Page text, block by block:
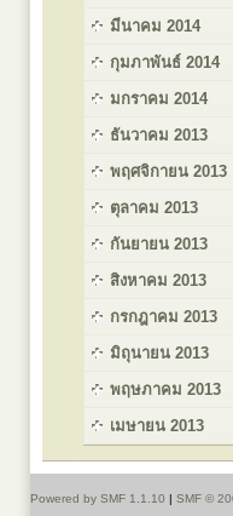
มีนาคม 2014
กุมภาพันธ์ 2014
มกราคม 2014
ธันวาคม 2013
พฤศจิกายน 2013
ตุลาคม 2013
กันยายน 2013
สิงหาคม 2013
กรกฎาคม 2013
มิถุนายน 2013
พฤษภาคม 2013
เมษายน 2013
Powered by SMF 1.1.10 | SMF ©